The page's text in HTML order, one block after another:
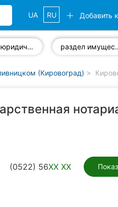
Добавить
UA RU
реестр юридических лиц
(Кировоград)
(0522) 56XX XX